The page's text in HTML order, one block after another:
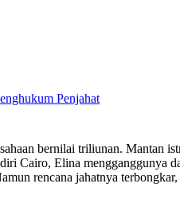
Penjahat
bernilai triliunan. Mantan
Cairo, Elina mengganggunya
rencana jahatnya